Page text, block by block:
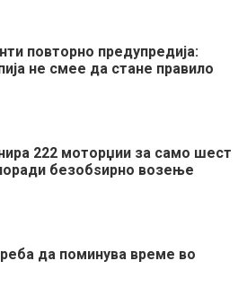
повторно предупредија:
не смее да стане правило
222 моторџии за само шест
безобѕирно возење
да поминува време во